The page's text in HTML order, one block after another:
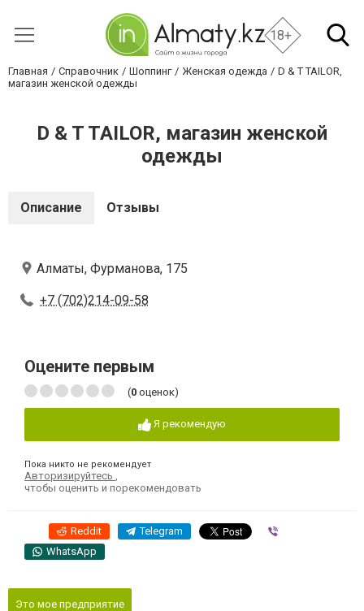
18+
Главная Справочник Шоппинг Женская одежда
D & T TAILOR,
магазин женской одежды
D & T TAILOR, магазин женской
одежды
Описание Отзывы
Алматы, Фурманова, 175
+7 (702)214-09-58
Оцените первым
(0 оценок)
Я рекомендую
Пока никто не рекомендует
Авторизируйтесь
чтобы оценить и порекомендовать
Reddit Telegram
WhatsApp
Это мое предприятие